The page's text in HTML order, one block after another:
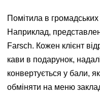
Помітила в громадських
Наприклад,
Farsch. Кожен клієнт
кави в подарунок,
конвертується у бали,
обміняти на меню